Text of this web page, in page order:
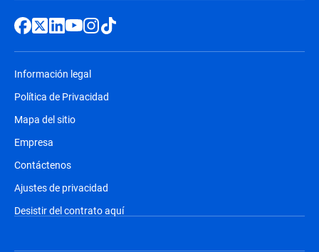
Información legal
Política de Privacidad
Mapa del sitio
Empresa
Contáctenos
Ajustes de privacidad
Desistir del contrato aquí